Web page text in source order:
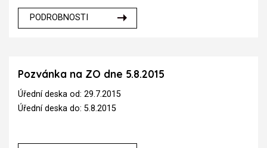
PODROBNOSTI
Pozvánka na ZO dne 5.8.2015
Úřední deska od: 29.7.2015
Úřední deska do: 5.8.2015